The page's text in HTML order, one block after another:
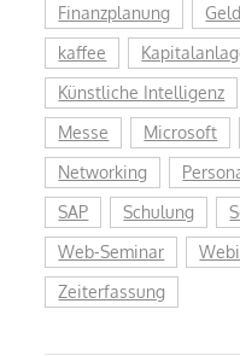
Finanzplanung
kaffee
Künstliche Intelligenz
Messe
Microsoft
Networking
SAP
Schulung
Web-Seminar
Zeiterfassung